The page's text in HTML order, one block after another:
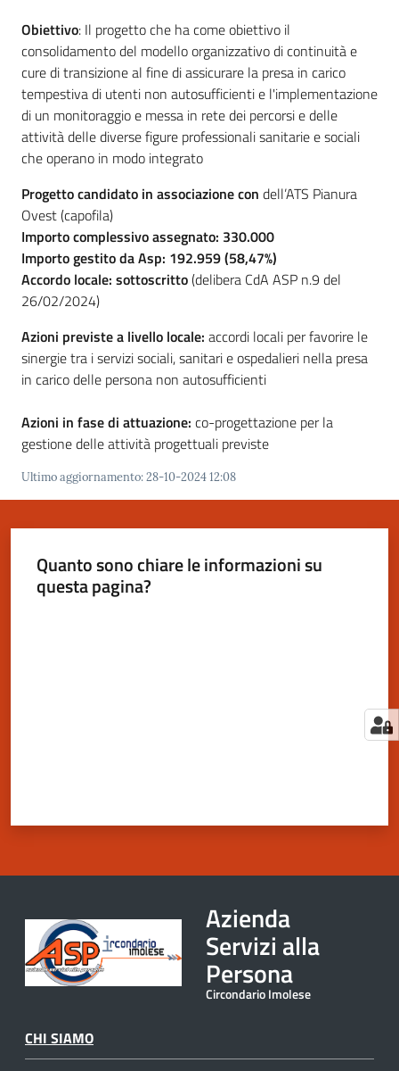
argomenti
Obiettivo: Il progetto che ha come obiettivo il
consolidamento del modello organizzativo di continuità e
cure di transizione al fine di assicurare la presa in carico
tempestiva di utenti non autosufficienti e l'implementazione
di un monitoraggio e messa in rete dei percorsi e delle
attività delle diverse figure professionali sanitarie e sociali
che operano in modo integrato
Progetto candidato in associazione con dell’ATS Pianura
Ovest (capofila)
Importo complessivo assegnato: 330.000
Importo gestito da Asp: 192.959 (58,47%)
Accordo locale: sottoscritto(delibera CdA ASP n.9 del
26/02/2024)
Azioni previste a livello locale: accordi locali per favorire le
sinergie tra i servizi sociali, sanitari e ospedalieri nella presa
in carico delle persona non autosufficienti
Azioni in fase di attuazione: co-progettazione per la
gestione delle attività progettuali previste
Ultimo aggiornamento:28-10-2024 12:08
Quanto sono chiare le informazioni su
questa pagina?
Azienda
Servizi alla
Persona
Circondario Imolese
CHI SIAMO